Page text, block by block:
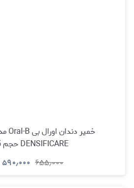
DENSIFICARE حجم 65 میل
۶۵۵٫۰۰۰ ۵۹۰٫۰۰۰